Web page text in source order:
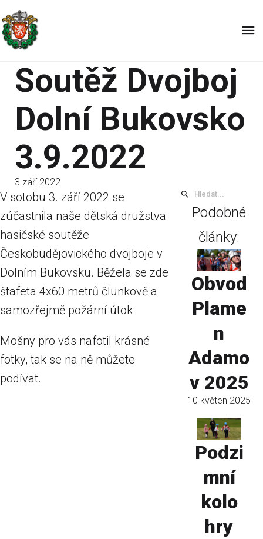
Soutěž Dvojboj
Dolní Bukovsko
3.9.2022
3 září 2022
V sotobu 3. září 2022 se
zúčastnila naše dětská družstva
hasičské soutěže
Českobudějovického dvojboje v
Dolním Bukovsku. Běžela se zde
štafeta 4x60 metrů člunkově a
samozřejmě požární útok.
Mošny pro vás nafotil krásné
fotky, tak se na ně můžete
podívat.
Podobné
články:
Obvod
Plame
n
Adamo
v 2025
10 květen 2025
Podzi
mní
kolo
hry